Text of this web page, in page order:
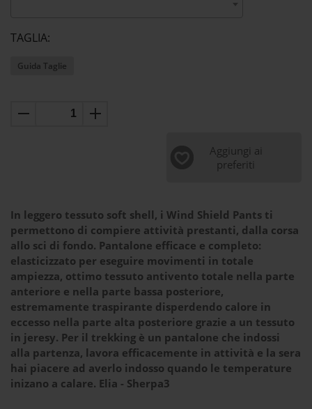
TAGLIA:
Guida Taglie
Aggiungi ai
preferiti
In leggero tessuto soft shell, i Wind Shield Pants ti
permettono di compiere attività prestanti, dalla corsa
allo sci di fondo. Pantalone efficace e completo:
elasticizzato per eseguire movimenti in totale
ampiezza, ottimo tessuto antivento totale nella parte
anteriore e nella parte bassa posteriore,
estremamente traspirante disperdendo calore in
eccesso nella parte alta posteriore grazie a un tessuto
in jeresy. Per il trekking è un pantalone che indossi
alla partenza, lavora efficacemente in attività e la sera
hai piacere ad averlo indosso quando le temperature
inizano a calare. Elia - Sherpa3